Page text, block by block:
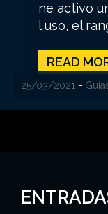
25/03/2021 -
ne activo
l uso, el
READ